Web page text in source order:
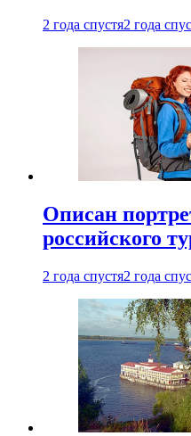
2 года спустя2 года
Описан
российского
2 года спустя2 года